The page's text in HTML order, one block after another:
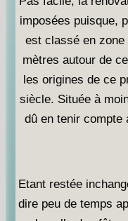
imposées puisque,
est classé en zone
mètres autour de
les origines de ce
siècle. Située à
dû en tenir compte
Etant restée
dire peu de temps